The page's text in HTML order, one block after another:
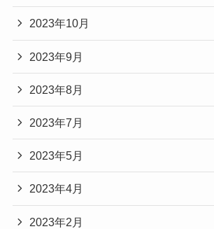
2023年10月
2023年9月
2023年8月
2023年7月
2023年5月
2023年4月
2023年2月